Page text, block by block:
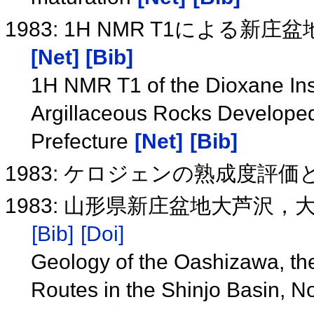
1983: 1H NMR T1による新庄
[Net] [Bib]
1H NMR T1 of the Dioxane
Argillaceous Rocks
Prefecture [Net] [Bib]
1983: ケロジェンの熟成度評価
1983: 山形県新庄盆地大芦沢，
[Bib] [Doi]
Geology of the Oashizawa,
Routes in the Shinjo Basin,